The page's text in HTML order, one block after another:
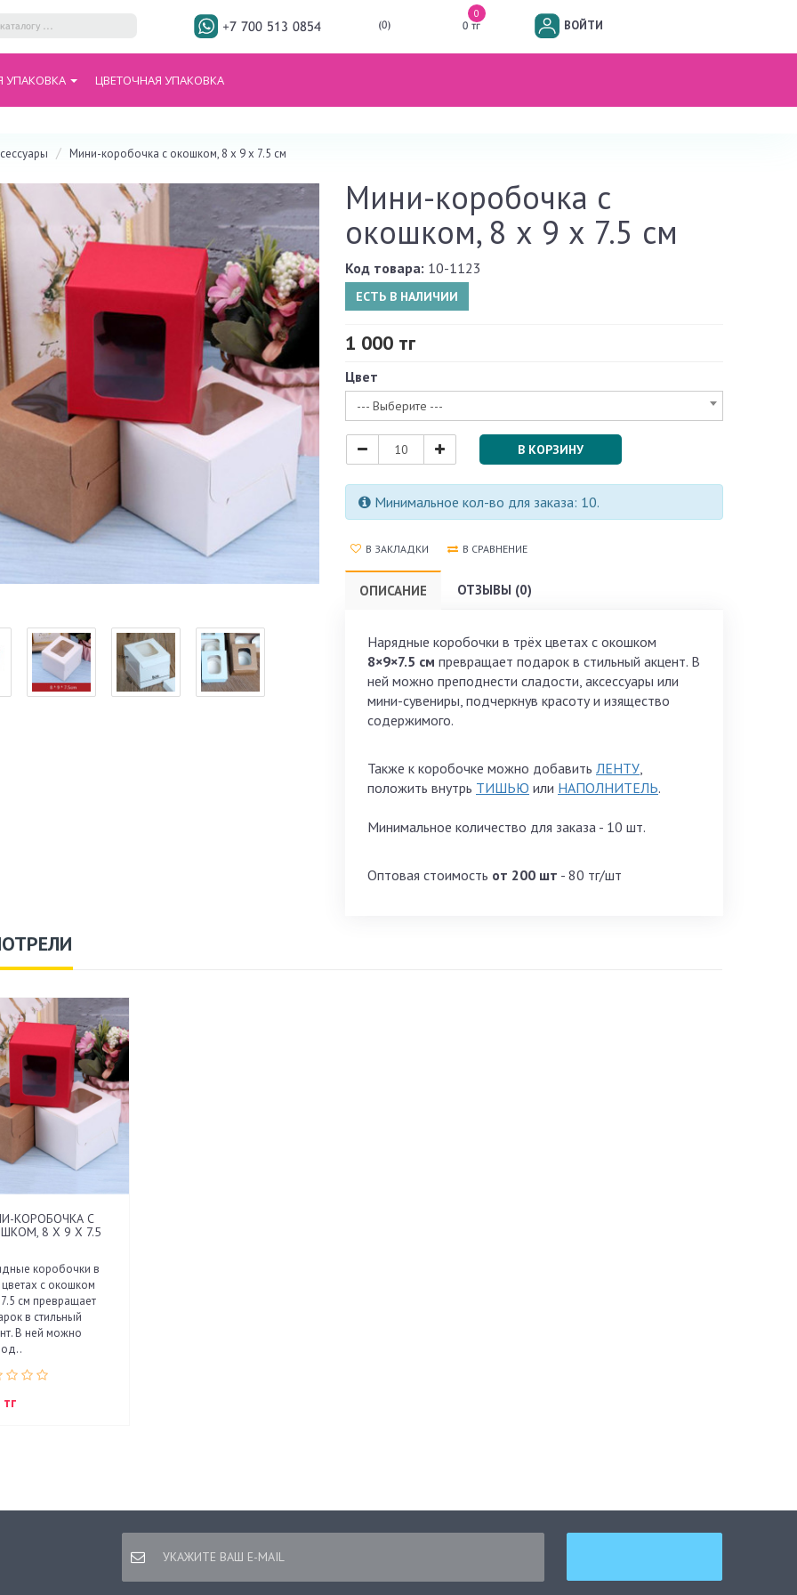
+7 700 513 0854 (0)
0
0 тг
ВОЙТИ
УПАКОВКА ЦВЕТОЧНАЯ УПАКОВКА
Мини-коробочка с окошком, 8 х 9 х 7.5 см
Мини-коробочка с
окошком, 8 х 9 х 7.5 см
Код товара: 10-1123
ЕСТЬ В НАЛИЧИИ
1 000 тг
Цвет
--- Выберите ---
В КОРЗИНУ
Минимальное кол-во для заказа: 10.
В ЗАКЛАДКИ В СРАВНЕНИЕ
ОПИСАНИЕ ОТЗЫВЫ (0)
Нарядные коробочки в трёх цветах с окошком
8×9×7.5 см превращает подарок в стильный акцент. В
ней можно преподнести сладости, аксессуары или
мини-сувениры, подчеркнув красоту и изящество
содержимого.
Также к коробочке можно добавить ЛЕНТУ
положить внутрь ТИШЬЮ или НАПОЛНИТЕЛЬ.
Минимальное количество для заказа - 10 шт.
Оптовая стоимость от 200 шт - 80 тг/шт
КОРОБОЧКА С
8 Х 9 Х 7.5
коробочки в
цветах с окошком
см превращает
в стильный
В ней можно